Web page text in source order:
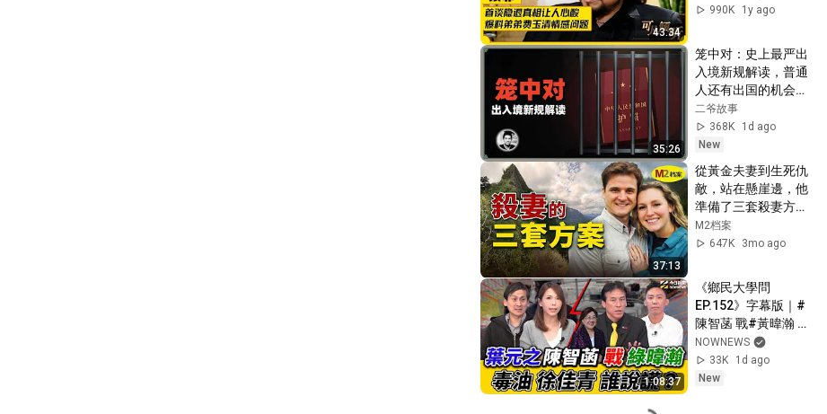
43:34
岁的他如今怎样了？
凡倾听 FULL
990K
1y ago
35:26
笼中对：史上最严出
入境新规解读，普通
人还有出国的机会
吗？
二爷故事
368K
1d ago
New
37:13
從黃金夫妻到生死仇
敵，站在懸崖邊，他
準備了三套殺妻方案
｜M2檔案｜
Gerhardt & Arielle
M2档案
647K
3mo ago
1:08:37
《鄉民大學問
EP.152》字幕版｜#
陳智菡 戰#黃暐瀚 #
葉元之 戰#范綱皓 毒
油卓內閣真有謊言？
徐佳青當特權媽媽？
NOWNEWS
33K
1d ago
New